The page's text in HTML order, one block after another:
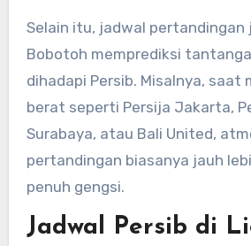
Selain itu, jadwal pertandingan
Bobotoh memprediksi
dihadapi Persib. Misalnya, saat
berat seperti Persija Jakarta,
Surabaya, atau Bali United,
pertandingan biasanya jauh
penuh gengsi.
Jadwal Persib di